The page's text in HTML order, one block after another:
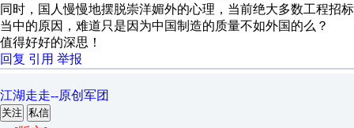
同时，国人慢慢地摆脱崇洋媚外的心理，当前绝大多数工程招
当中的原因，难道只是因为中国制造的质量不如外国的么？
值得好好的深思！
回复 引用 举报
江湖走走--原创军团
关注 私信